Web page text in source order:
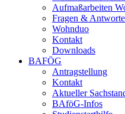
Aufmaßarbeiten
Fragen &
Wohnduo
Kontakt
Downloads
BAFÖG
Antragstellung
Kontakt
Aktueller
BAföG-Infos